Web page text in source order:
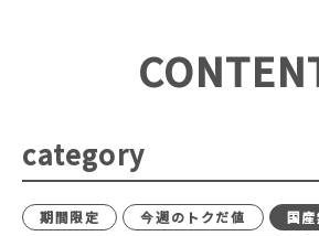
20個入り
category
期間限定 今週のトクだ値
国